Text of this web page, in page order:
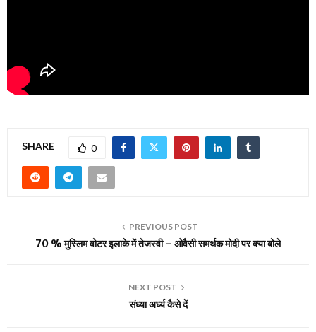
SHARE 0
PREVIOUS POST
70 % मुस्लिम वोटर इलाके में तेजस्वी – ओवैसी समर्थक मोदी पर क्या बोले
NEXT POST
संध्या अर्घ्य कैसे दें